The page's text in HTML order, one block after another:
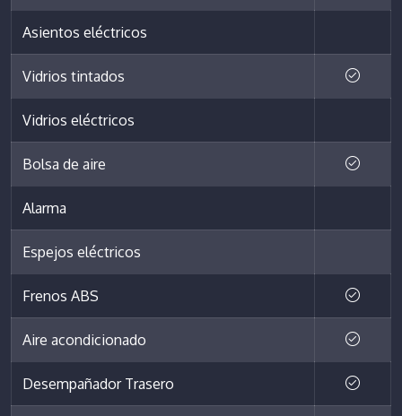
Asientos eléctricos
Vidrios tintados
Vidrios eléctricos
Bolsa de aire
Alarma
Espejos eléctricos
Frenos ABS
Aire acondicionado
Desempañador Trasero